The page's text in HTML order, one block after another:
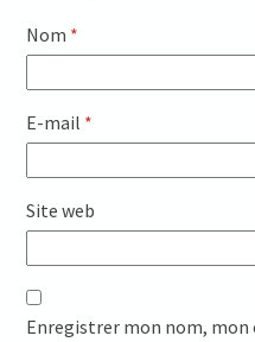
Nom *
E-mail *
Site web
Enregistrer mon nom,